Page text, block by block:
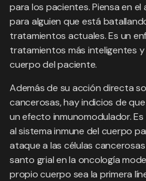
para los pacientes. Piensa en el
para alguien que está
tratamientos actuales. Es un
tratamientos más inteligentes
cuerpo del paciente.
Además de su acción directa
cancerosas, hay indicios de
un efecto inmunomodulador.
al sistema inmune del cuerpo
ataque a las células
santo grial en la oncología
propio cuerpo sea la primera